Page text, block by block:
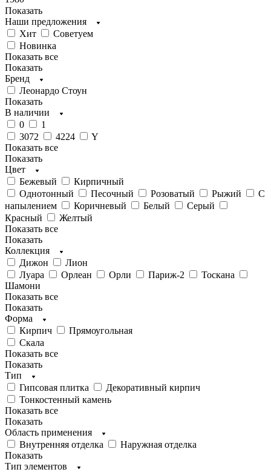
Показать
Наши предложения
Хит
Советуем
Новинка
Показать все
Показать
Бренд
Леонардо Стоун
Показать
В наличии
0
1
3072
4224
Y
Показать все
Показать
Цвет
Бежевый
Кирпичный
Однотонный
Песочный Розоватый Рыжий
С
напылением
Коричневый Белый
Серый
Красный
Желтый
Показать все
Показать
Коллекция
Дижон
Лион
Луара
Орлеан Орли Париж-2
Тоскана
Шамони
Показать все
Показать
Форма
Кирпич
Прямоугольная
Скала
Показать все
Показать
Тип
Гипсовая плитка
Декоративный кирпич
Тонкостенный камень
Показать все
Показать
Область применения
Внутренняя отделка
Наружная отделка
Показать
Тип элементов